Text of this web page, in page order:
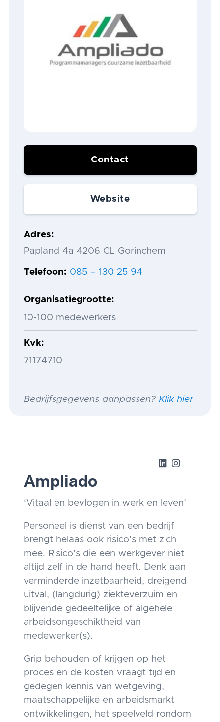
Contact
Website
Adres
Papland 4a 4206 CL Gorinchem
Telefoon 085 – 130 25 94
Organisatiegrootte
10-100 medewerkers
Kvk
71174710
Bedrijfsgegevens aanpassen? Klik hier
Ampliado
‘Vitaal en bevlogen in werk en leven’
Personeel is dienst van een bedrijf
brengt helaas ook risico’s met zich
mee. Risico’s die een werkgever niet
altijd zelf in de hand heeft. Denk aan
verminderde inzetbaarheid, dreigend
uitval, (langdurig) ziekteverzuim en
blijvende gedeeltelijke of algehele
arbeidsongeschiktheid van
medewerker(s).
Grip behouden of krijgen op het
proces en de kosten vraagt tijd en
gedegen kennis van wetgeving,
maatschappelijke en arbeidsmarkt
ontwikkelingen, het speelveld rondom